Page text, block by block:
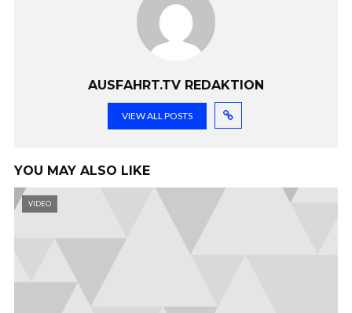
AUSFAHRT.TV REDAKTION
VIEW ALL POSTS
YOU MAY ALSO LIKE
VIDEO